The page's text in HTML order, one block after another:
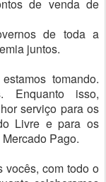
de venda de
de toda a
juntos.
tomando.
Enquanto isso,
serviço para os
Livre e para os
Pago.
vocês, com todo o